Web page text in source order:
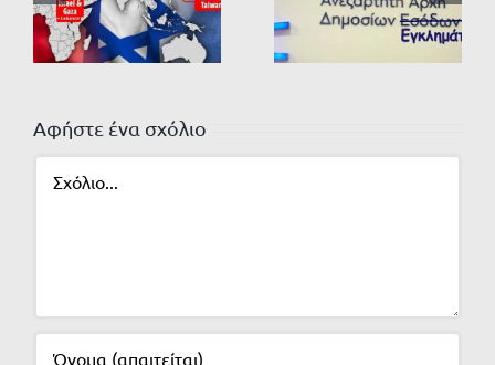
Αφήστε ένα σχόλιο